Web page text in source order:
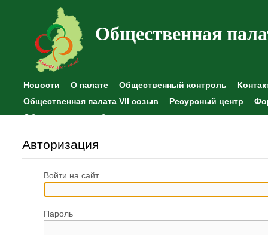
Общественная
Новости О палате Общественный контроль
Общественная палата VII созыв
Ресурсный центр
Общественные наблюдения
Авторизация
Войти на сайт
Пароль